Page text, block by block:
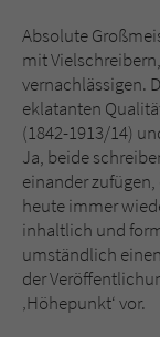
Absolute
mit
vernachlässigen.
eklatanten
(1842-1913/14)
Ja, beide
einander
heute immer
inhaltlich und
umständlich
der
‚Höhepunkt‘ vor.